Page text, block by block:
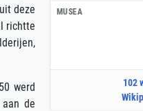
MUSEA
102
deze
richtte
werd
de